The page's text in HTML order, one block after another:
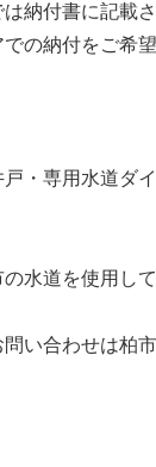
納付書に記載
の納付をご希
・専用水道ダイ
水道を使用し
い合わせは柏